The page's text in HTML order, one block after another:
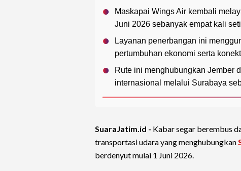
Maskapai Wings Air kembali
Juni 2026 sebanyak empat kali
Layanan penerbangan ini
pertumbuhan ekonomi serta
Rute ini menghubungkan Jember
internasional melalui Surabaya
SuaraJatim.id - Kabar segar berembus
transportasi udara yang menghubungkan
berdenyut mulai 1 Juni 2026.